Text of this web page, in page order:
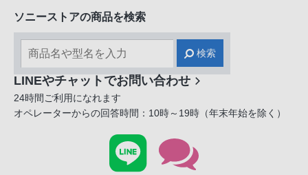
ソニーストアの商品を検索
検索
LINEやチャットでお問い合わせ
24時間ご利用になれます
オペレーターからの回答時間：10時～19時（年末年始を除く）